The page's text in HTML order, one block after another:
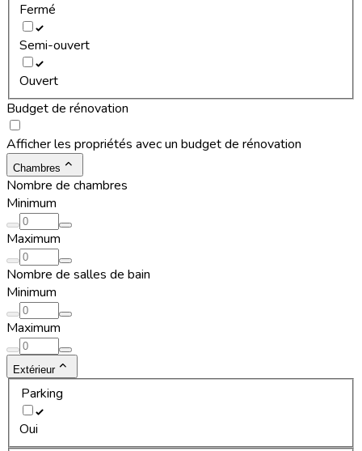
Fermé
Semi-ouvert
Ouvert
Budget de rénovation
Afficher les propriétés avec un budget de rénovation
Chambres
Nombre de chambres
Minimum
Maximum
Nombre de salles de bain
Minimum
Maximum
Extérieur
Parking
Oui